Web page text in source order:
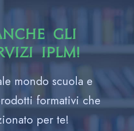
gli
IPLM!
mondo scuola e
formativi che
per te!